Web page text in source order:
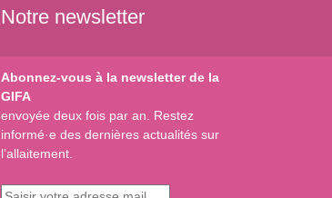
Notre newsletter
Abonnez-vous à la newsletter de la
GIFA
envoyée deux fois par an. Restez
informé·e des dernières actualités sur
l’allaitement.